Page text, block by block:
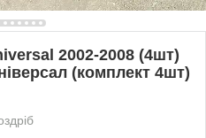
2002-2008 (4шт)
(комплект 4шт)